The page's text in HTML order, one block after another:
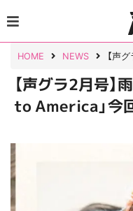
to
content
HOME NEWS 【声
【声グラ2月号
to America」今